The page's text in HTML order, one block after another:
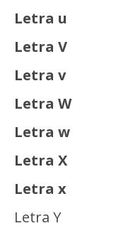
Letra u
Letra V
Letra v
Letra W
Letra w
Letra X
Letra x
Letra Y